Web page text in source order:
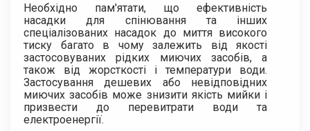
Необхідно пам'ятати, що ефективність
насадки для спінювання та інших
спеціалізованих насадок до миття високого
тиску багато в чому залежить від якості
застосовуваних рідких миючих засобів, а
також від жорсткості і температури води.
Застосування дешевих або невідповідних
миючих засобів може знизити якість мийки і
призвести до перевитрати води та
електроенергії.